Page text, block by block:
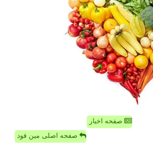
صفحه اخبار
صفحه اصلی مین فود